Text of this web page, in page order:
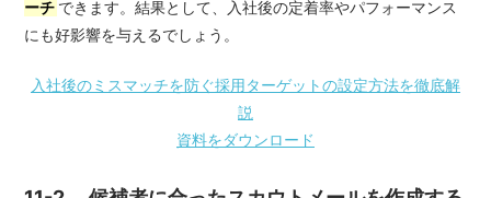
ーチ できます。結果として、入社後の定着率やパフォーマンス
にも好影響を与えるでしょう。
入社後のミスマッチを防ぐ採用ターゲットの設定方法を徹底解
説
資料をダウンロード